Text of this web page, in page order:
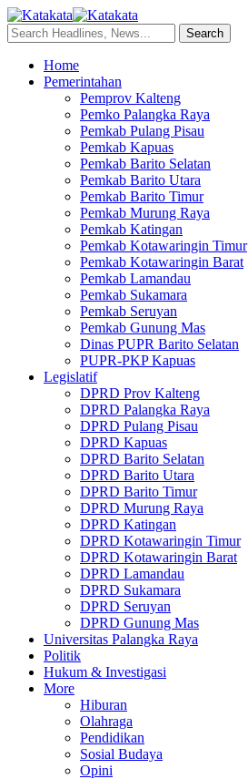
Home
Pemerintahan
Pemprov Kalteng
Pemko Palangka Raya
Pemkab Pulang Pisau
Pemkab Kapuas
Pemkab Barito Selatan
Pemkab Barito Utara
Pemkab Barito Timur
Pemkab Murung Raya
Pemkab Katingan
Pemkab Kotawaringin Timur
Pemkab Kotawaringin Barat
Pemkab Lamandau
Pemkab Sukamara
Pemkab Seruyan
Pemkab Gunung Mas
Dinas PUPR Barito Selatan
PUPR-PKP Kapuas
Legislatif
DPRD Prov Kalteng
DPRD Palangka Raya
DPRD Pulang Pisau
DPRD Kapuas
DPRD Barito Selatan
DPRD Barito Utara
DPRD Barito Timur
DPRD Murung Raya
DPRD Katingan
DPRD Kotawaringin Timur
DPRD Kotawaringin Barat
DPRD Lamandau
DPRD Sukamara
DPRD Seruyan
DPRD Gunung Mas
Universitas Palangka Raya
Politik
Hukum & Investigasi
More
Hiburan
Olahraga
Pendidikan
Sosial Budaya
Opini